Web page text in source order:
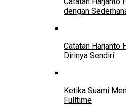
Catatan Harjanto
dengan
Catatan Harjanto
Dirinya Sendiri
Ketika Suami
Fulltime